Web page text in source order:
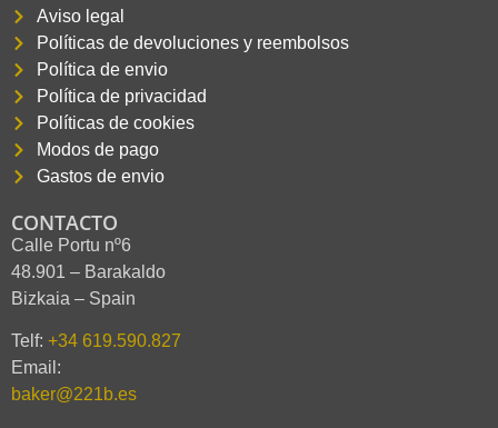
Aviso legal
Políticas de devoluciones y reembolsos
Política de envio
Política de privacidad
Políticas de cookies
Modos de pago
Gastos de envio
CONTACTO
Calle Portu nº6
48.901 – Barakaldo
Bizkaia – Spain
Telf: +34 619.590.827
Email:
baker@221b.es